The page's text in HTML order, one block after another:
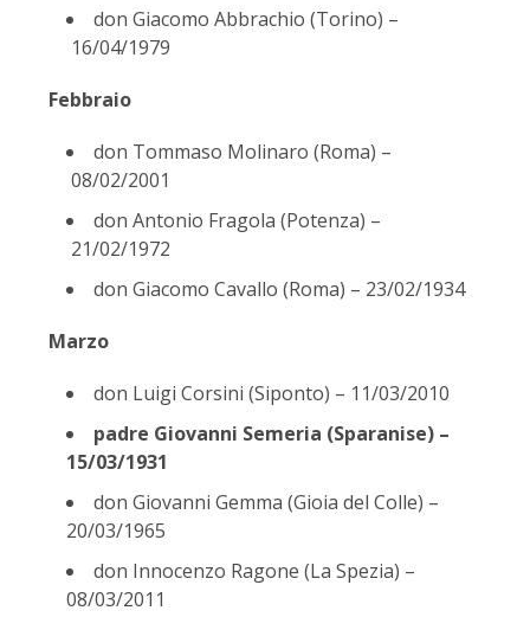
don Giacomo Abbrachio (Torino) –
16/04/1979
Febbraio
don Tommaso Molinaro (Roma) –
08/02/2001
don Antonio Fragola (Potenza) –
21/02/1972
don Giacomo Cavallo (Roma) – 23/02/1934
Marzo
don Luigi Corsini (Siponto) – 11/03/2010
padre Giovanni Semeria (Sparanise) –
15/03/1931
don Giovanni Gemma (Gioia del Colle) –
20/03/1965
don Innocenzo Ragone (La Spezia) –
08/03/2011